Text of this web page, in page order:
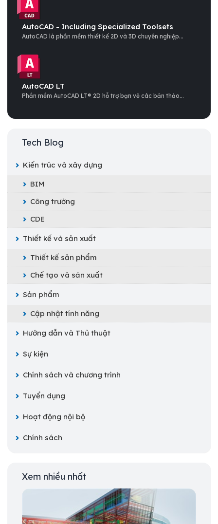
AutoCAD - Including Specialized Toolsets
AutoCAD là phần mềm thiết kế 2D và 3D chuyên nghiệp...
AutoCAD LT
Phần mềm AutoCAD LT® 2D hỗ trợ bạn vẽ các bản thảo...
Tech Blog
Kiến trúc và xây dựng
BIM
Công trường
CDE
Thiết kế và sản xuất
Thiết kế sản phẩm
Chế tạo và sản xuất
Sản phẩm
Cập nhật tính năng
Hướng dẫn và Thủ thuật
Sự kiện
Chính sách và chương trình
Tuyển dụng
Hoạt động nội bộ
Chính sách
Xem nhiều nhất